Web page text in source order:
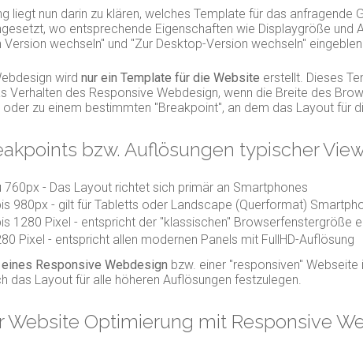
liegt nun darin zu klären, welches Template für das
wo entsprechende Eigenschaften wie Displaygröße
Version wechseln" und "Zur Desktop-Version wechseln"
wird nur ein Template für die Website erstellt. Dieses
Verhalten des Responsive Webdesign, wenn die Breite des
zu einem bestimmten "Breakpoint", an dem das Layout für
bzw. Auflösungen typischer
- Das Layout richtet sich primär an Smartphones
980px - gilt für Tabletts oder Landscape (Querformat)
1280 Pixel - entspricht der "klassischen" Browserfenstergröße
Pixel - entspricht allen modernen Panels mit FullHD-Auflösung
eines Responsive Webdesign bzw. einer "responsiven"
das Layout für alle höheren Auflösungen festzulegen.
Website Optimierung mit Responsive